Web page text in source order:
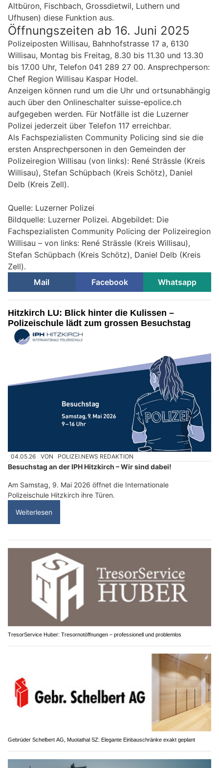
Altbüron, Fischbach, Grossdietwil, Luthern und
Ufhusen) diese Funktion aus.
Öffnungszeiten ab 16. Juni 2025
Polizeiposten Willisau, Bahnhofstrasse 17 a, 6130
Willisau, Montag bis Freitag, 8.30 bis 11.30 und 13.30
bis 17.00 Uhr, Telefon 041 289 27 00. Ansprechperson:
Chef Region Willisau Kaspar Hodel.
Anzeigen können rund um die Uhr und ortsunabhängig
auch über den Onlineschalter suisse-epolice.ch
aufgegeben werden. Für Notfälle ist die Luzerner
Polizei jederzeit über Telefon 117 erreichbar.
Als Fachspezialisten Community Policing sind sie die
ersten Ansprechpersonen in den Gemeinden der
Polizeiregion Willisau (von links): René Strässle (Kreis
Willisau), Stefan Schüpbach (Kreis Schötz), Daniel
Delb (Kreis Zell).
Quelle: Luzerner Polizei
Bildquelle: Luzerner Polizei. Abgebildet: Die
Fachspezialisten Community Policing der Polizeiregion
Willisau – von links: René Strässle (Kreis Willisau),
Stefan Schüpbach (Kreis Schötz), Daniel Delb (Kreis
Zell).
Mail
Facebook Whatsapp
Hitzkirch LU: Blick hinter die Kulissen –
Polizeischule lädt zum grossen Besuchstag
04.05.26 VON POLIZEI.NEWS REDAKTION
Besuchstag an der IPH Hitzkirch – Wir sind dabei!
Am Samstag, 9. Mai 2026 öffnet die Internationale
Polizeischule Hitzkirch ihre Türen.
Weiterlesen
TresorService Huber: Tresornotöffnungen – professionell und problemlos
Gebrüder Schelbert AG, Muotathal SZ: Elegante Einbauschränke exakt geplant